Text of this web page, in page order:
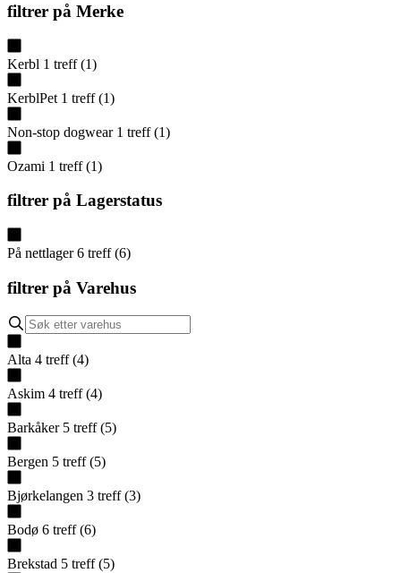
filtrer på Merke
Kerbl 1 treff (1)
KerblPet 1 treff (1)
Non-stop dogwear 1 treff (1)
Ozami 1 treff (1)
filtrer på Lagerstatus
På nettlager 6 treff (6)
filtrer på Varehus
Alta 4 treff (4)
Askim 4 treff (4)
Barkåker 5 treff (5)
Bergen 5 treff (5)
Bjørkelangen 3 treff (3)
Bodø 6 treff (6)
Brekstad 5 treff (5)